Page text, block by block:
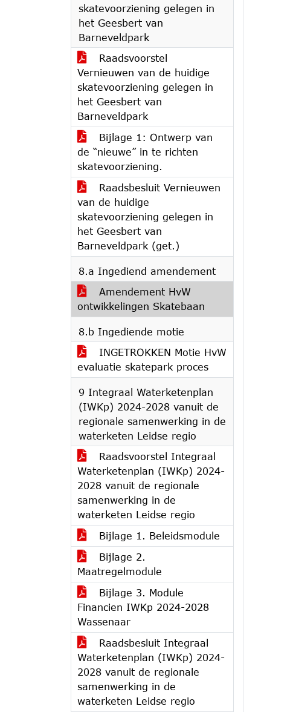
skatevoorziening gelegen in
het Geesbert van
Barneveldpark
Raadsvoorstel
Vernieuwen van de huidige
skatevoorziening gelegen in
het Geesbert van
Barneveldpark
Bijlage 1: Ontwerp van
de “nieuwe” in te richten
skatevoorziening.
Raadsbesluit Vernieuwen
van de huidige
skatevoorziening gelegen in
het Geesbert van
Barneveldpark (get.)
8.a Ingediend amendement
Amendement HvW
ontwikkelingen Skatebaan
8.b Ingediende motie
INGETROKKEN Motie HvW
evaluatie skatepark proces
9 Integraal Waterketenplan
(IWKp) 2024-2028 vanuit de
regionale samenwerking in de
waterketen Leidse regio
Raadsvoorstel Integraal
Waterketenplan (IWKp) 2024-
2028 vanuit de regionale
samenwerking in de
waterketen Leidse regio
Bijlage 1. Beleidsmodule
Bijlage 2.
Maatregelmodule
Bijlage 3. Module
Financien IWKp 2024-2028
Wassenaar
Raadsbesluit Integraal
Waterketenplan (IWKp) 2024-
2028 vanuit de regionale
samenwerking in de
waterketen Leidse regio